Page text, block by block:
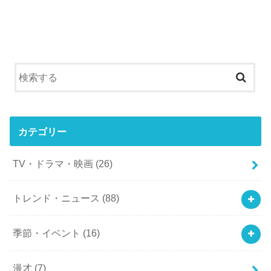
カテゴリー
TV・ドラマ・映画 (26)
トレンド・ニュース (88)
季節・イベント (16)
漫才 (7)